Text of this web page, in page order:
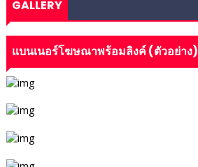
GALLERY
แบนเนอร์โฆษณาพร้อมลิงค์ (ตัวอย่าง)